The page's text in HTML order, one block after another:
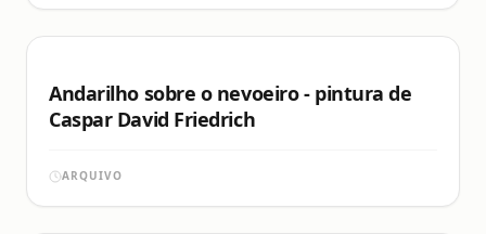
Andarilho sobre o nevoeiro - pintura de
Caspar David Friedrich
ARQUIVO